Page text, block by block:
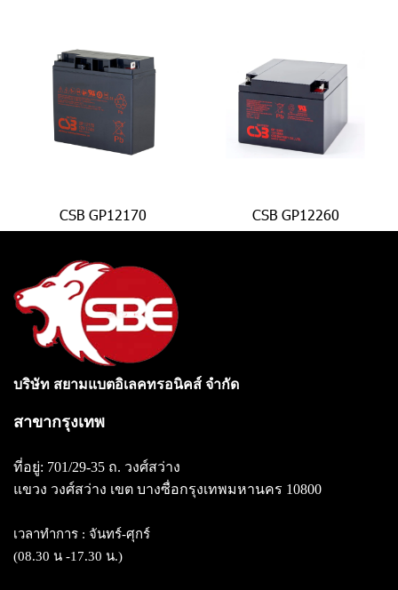
CSB GP12170 CSB GP12260
บริษัท สยามแบตอิเลคทรอนิคส์ จำกัด
สาขากรุงเทพ
ที่อยู่: 701/29-35 ถ. วงศ์สว่าง
แขวง วงศ์สว่าง เขต บางซื่อกรุงเทพมหานคร 10800
เวลาทำการ : จันทร์-ศุกร์
(08.30 น -17.30 น.)